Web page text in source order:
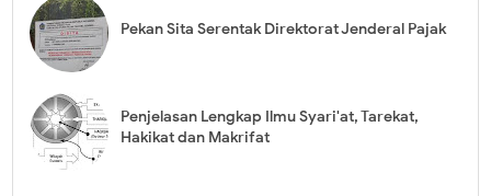
Pekan Sita Serentak Direktorat Jenderal Pajak
Penjelasan Lengkap Ilmu Syari'at, Tarekat,
Hakikat dan Makrifat